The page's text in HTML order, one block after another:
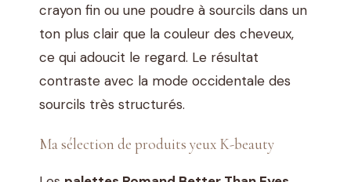
crayon fin ou une poudre à sourcils dans un
ton plus clair que la couleur des cheveux,
ce qui adoucit le regard. Le résultat
contraste avec la mode occidentale des
sourcils très structurés.
Ma sélection de produits yeux K-beauty